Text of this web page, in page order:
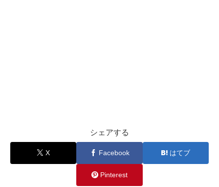
シェアする
X Facebook はてブ
Pinterest